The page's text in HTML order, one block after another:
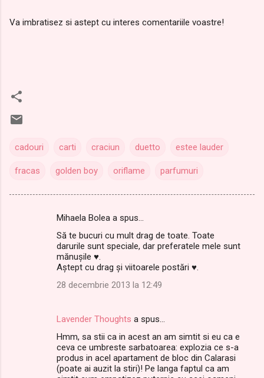
Va imbratisez si astept cu interes comentariile voastre!
cadouri carti craciun duetto estee lauder
fracas golden boy oriflame parfumuri
Mihaela Bolea a spus…
Să te bucuri cu mult drag de toate. Toate
darurile sunt speciale, dar preferatele mele sunt
mănuşile ♥.
Aştept cu drag şi viitoarele postări ♥ .
28 decembrie 2013 la 12:49
Lavender Thoughts a spus…
Hmm, sa stii ca in acest an am simtit si eu ca e
ceva ce umbreste sarbatoarea: explozia ce s-a
produs in acel apartament de bloc din Calarasi
(poate ai auzit la stiri)! Pe langa faptul ca am